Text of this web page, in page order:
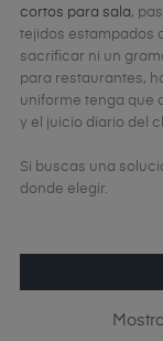
cortos para sala,
tejidos estampados
sacrificar ni un
para restaurantes,
uniforme tenga que
y el juicio diario del
Si buscas una
donde elegir.